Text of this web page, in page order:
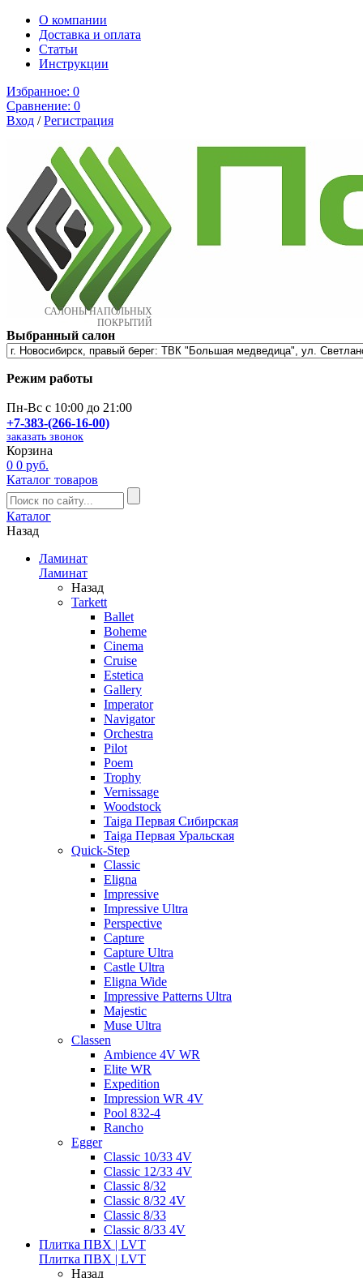
О компании
Доставка и оплата
Cтатьи
Инструкции
Избранное: 0
Сравнение: 0
Вход /Регистрация
САЛОНЫ НАПОЛЬНЫХ
ПОКРЫТИЙ
Выбранный салон
Режим работы
Пн-Вс с 10:00 до 21:00
+7-383-(266-16-00)
заказать звонок
Корзина
0 0 руб.
Каталог товаров
Каталог
Назад
Ламинат
Ламинат
Назад
Tarkett
Ballet
Boheme
Cinema
Cruise
Estetica
Gallery
Imperator
Navigator
Orchestra
Pilot
Poem
Trophy
Vernissage
Woodstock
Taiga Первая Сибирская
Taiga Первая Уральская
Quick-Step
Classic
Eligna
Impressive
Impressive Ultra
Perspective
Capture
Capture Ultra
Castle Ultra
Eligna Wide
Impressive Patterns Ultra
Majestic
Muse Ultra
Classen
Ambience 4V WR
Elite WR
Expedition
Impression WR 4V
Pool 832-4
Rancho
Egger
Classic 10/33 4V
Classic 12/33 4V
Classic 8/32
Classic 8/32 4V
Classic 8/33
Classic 8/33 4V
Плитка ПВХ | LVT
Плитка ПВХ | LVT
Назад